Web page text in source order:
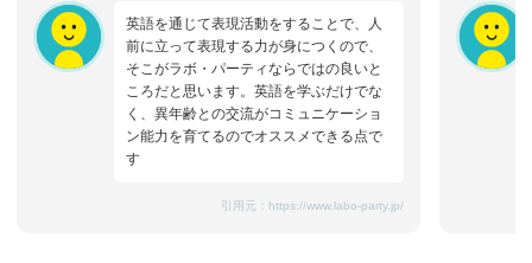
英語を通じて表現活動をすることで、人
前に立って表現する力が身につくので、
そこがラボ・パーティならではの良いと
ころだと思います。英語を学ぶだけでな
く、異年齢との交流がコミュニケーショ
ン能力を育てるのでオススメできる点で
す
引用元： https://www.labo-party.jp/